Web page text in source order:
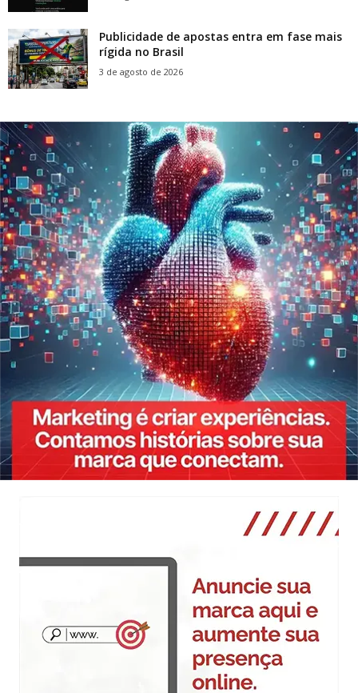
Publicidade de apostas entra em fase mais
rígida no Brasil
3 de agosto de 2026